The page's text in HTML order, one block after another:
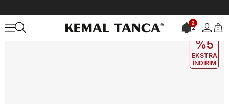
2
2 0
EKLE5
%5
EKSTRA
İNDİRİM